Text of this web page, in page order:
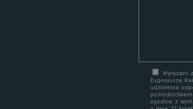
Wyrażam
Eugeniusza
udzielenia
zgodnie z